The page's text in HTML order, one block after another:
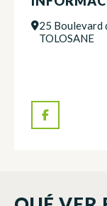
25 Boulevard
TOLOSANE